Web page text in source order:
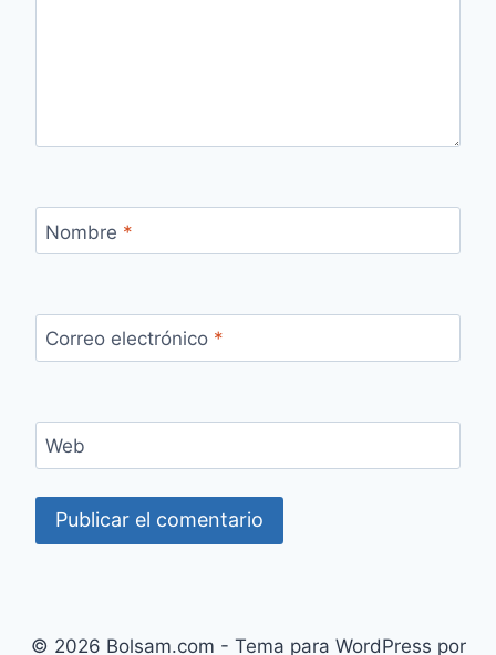
Nombre *
Correo electrónico *
Web
© 2026 Bolsam.com - Tema para WordPress por